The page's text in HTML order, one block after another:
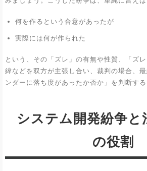
何を作るという合意があったが
実際には何が作られた
という、その「ズレ」の有無や性質、「ズ
緯などを双方が主張し合い、裁判の場合、
ンダーに落ち度があったか否か」を判断する
システム開発紛争と
の役割